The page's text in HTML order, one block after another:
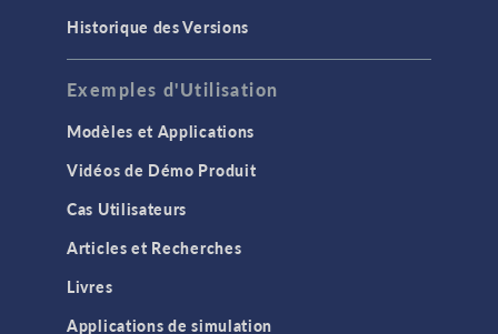
Historique des Versions
Exemples d'Utilisation
Modèles et Applications
Vidéos de Démo Produit
Cas Utilisateurs
Articles et Recherches
Livres
Applications de simulation